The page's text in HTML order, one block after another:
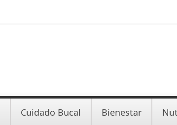
Cuidado Bucal Bienestar